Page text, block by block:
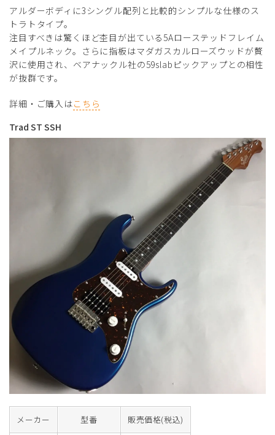
アルダーボディに3シングル配列と比較的シンプルな仕様のス
トラトタイプ。
注目すべきは驚くほど杢目が出ている5Aローステッドフレイム
メイプルネック。さらに指板はマダガスカルローズウッドが贅
沢に使用され、ベアナックル社の59slabピックアップとの相性
が抜群です。
詳細・ご購入はこちら
Trad ST SSH
メーカー 型番 販売価格(税込)